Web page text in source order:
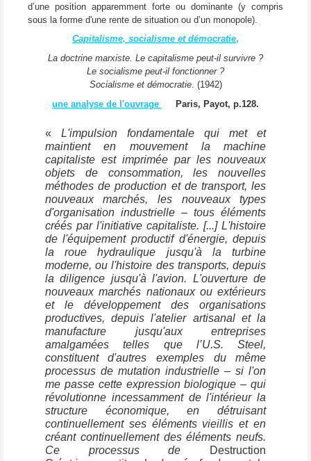
d’une position apparemment forte ou dominante (y compris
sous la forme d'une rente de situation ou d’un monopole).
Capitalisme, socialisme et démocratie,
La doctrine marxiste. Le capitalisme peut-il survivre ?
Le socialisme peut-il fonctionner ?
Socialisme et démocratie. (1942)
une analyse de l'ouvrage
Paris, Payot, p.128.
« L'impulsion fondamentale qui met et
maintient en mouvement la machine
capitaliste est imprimée par les nouveaux
objets de consommation, les nouvelles
méthodes de production et de transport, les
nouveaux marchés, les nouveaux types
d'organisation industrielle – tous éléments
créés par l'initiative capitaliste. [...] L'histoire
de l'équipement productif d'énergie, depuis
la roue hydraulique jusqu'à la turbine
moderne, ou l'histoire des transports, depuis
la diligence jusqu'à l'avion. L'ouverture de
nouveaux marchés nationaux ou extérieurs
et le développement des organisations
productives, depuis l'atelier artisanal et la
manufacture jusqu'aux entreprises
amalgamées telles que l’U.S. Steel,
constituent d'autres exemples du même
processus de mutation industrielle – si l'on
me passe cette expression biologique – qui
révolutionne incessamment de l'intérieur la
structure économique, en détruisant
continuellement ses éléments vieillis et en
créant continuellement des éléments neufs.
Ce processus de Destruction